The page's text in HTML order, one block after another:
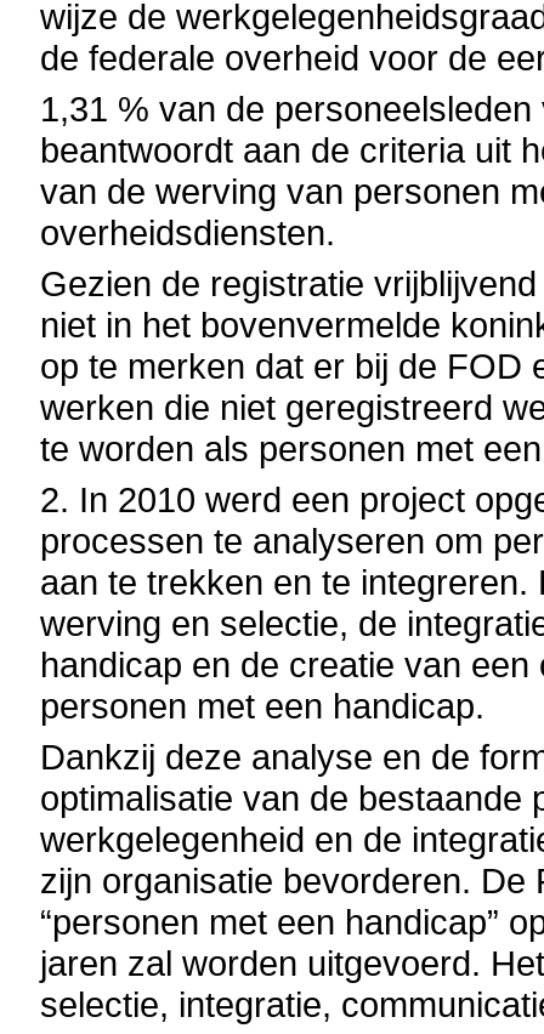
wijze de
de federale overheid voor de
1,31 % van de
beantwoordt aan de criteria uit
van de werving van personen
overheidsdiensten.
Gezien de registratie
niet in het bovenvermelde
op te merken dat er bij de FOD
werken die niet geregistreerd
te worden als personen met
2. In 2010werd een project
processen te analyseren om
aan te trekken en te
werving en selectie, de
handicap en de creatie van
personen met een handicap.
Dankzij deze analyse en de
optimalisatie van de bestaande
werkgelegenheid en de
zijn organisatie bevorderen. De
“personen met een handicap”
jaren zal worden uitgevoerd.
selectie, integratie,